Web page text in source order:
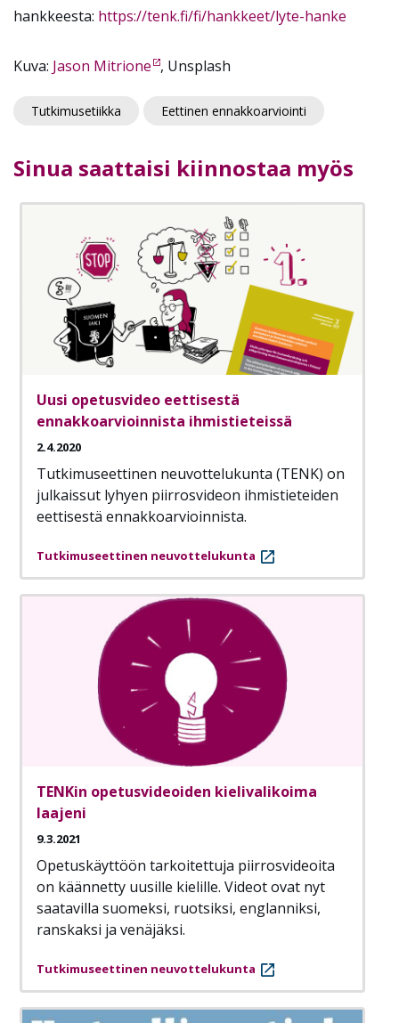
hankkeesta: https://tenk.fi/fi/hankkeet/lyte-hanke
Kuva: Jason Mitrione , Unsplash
Tutkimusetiikka Eettinen ennakkoarviointi
Sinua saattaisi kiinnostaa myös
Uusi opetusvideo eettisestä
ennakkoarvioinnista ihmistieteissä
2.4.2020
Tutkimuseettinen neuvottelukunta (TENK) on
julkaissut lyhyen piirrosvideon ihmistieteiden
eettisestä ennakkoarvioinnista.
Tutkimuseettinen neuvottelukunta
TENKin opetusvideoiden kielivalikoima
laajeni
9.3.2021
Opetuskäyttöön tarkoitettuja piirrosvideoita
on käännetty uusille kielille. Videot ovat nyt
saatavilla suomeksi, ruotsiksi, englanniksi,
ranskaksi ja venäjäksi.
Tutkimuseettinen neuvottelukunta